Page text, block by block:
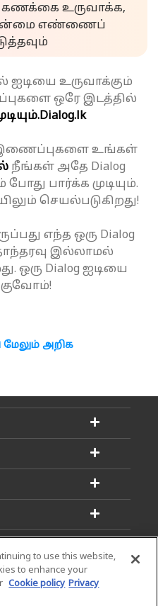
உருவாக்க,
எண்ணைப்
உருவாக்கும்
ஒரே இடத்தில்
Dialog.lk
உங்கள்
நீங்கள் அதே Dialog
பார்க்க முடியும்.
செயல்படுகிறது!
எந்த ஒரு Dialog
இல்லாமல்
ஒரு Dialog ஐடியை
மேலும் அறிக
to use this website,
to enhance your
Cookie policy Privacy